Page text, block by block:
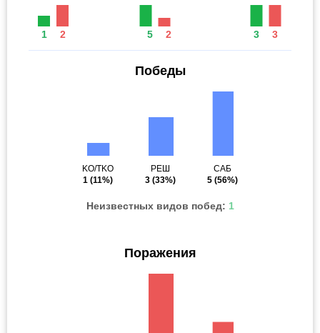
1 2 5 2 3 3
Победы
KO/TKO
1 (11%)
РЕШ
3 (33%)
САБ
5 (56%)
Неизвестных видов побед: 1
Поражения